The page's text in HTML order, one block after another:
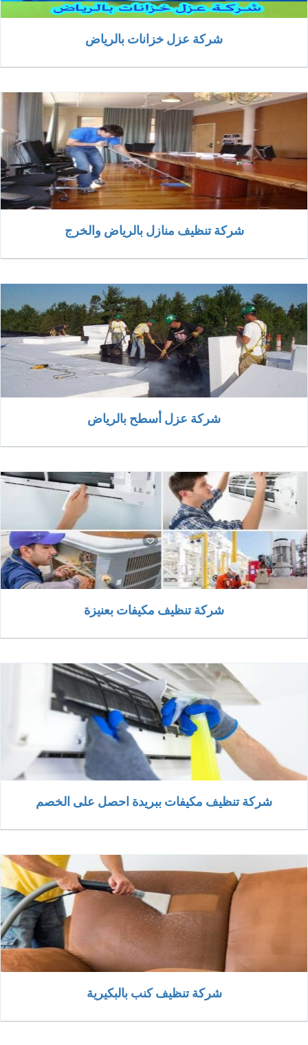
شركة عزل خزانات بالرياض
شركة تنظيف منازل بالرياض والخرج
شركة عزل أسطح بالرياض
شركة تنظيف مكيفات بعنيزة
شركة تنظيف مكيفات ببريدة احصل على الخصم
شركة تنظيف كنب بالبكيرية